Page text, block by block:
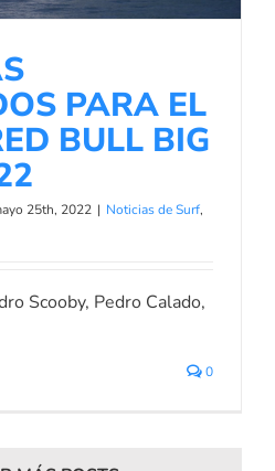
PARA EL
BULL BIG
25th, 2022 | Noticias de Surf,
Scooby, Pedro Calado,
0